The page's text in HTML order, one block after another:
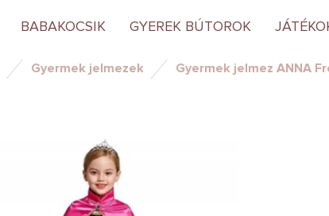
BABAKOCSIK GYEREK BÚTOROK
Gyermek jelmezek Gyermek jelmez ANNA